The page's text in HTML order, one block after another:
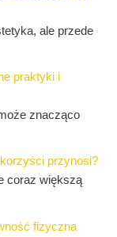
ale przede
praktyki i
znacząco
przynosi?
coraz większą
fizyczna